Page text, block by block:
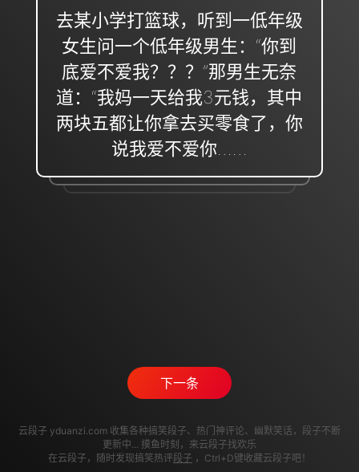
去某小学打篮球，听到一低年级
女生问一个低年级男生：“你到
底爱不爱我？？？”那男生无奈
道：“我妈一天给我3元钱，其中
两块五都让你拿去买零食了，你
说我爱不爱你……
下一条
云段子 yduanzi.com 收集各种搞笑段子、热门神评论、幽默笑话，段子不断
更新中... 摸鱼时刻，来云段子找欢乐
在云段子，随时发现搞笑热评段子 ，Ctrl+D键收藏云段子吧！